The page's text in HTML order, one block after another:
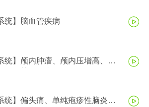
统】脑血管疾病
统】颅内肿瘤、颅内压增高、脑
统】偏头痛、单纯疱疹性脑炎、